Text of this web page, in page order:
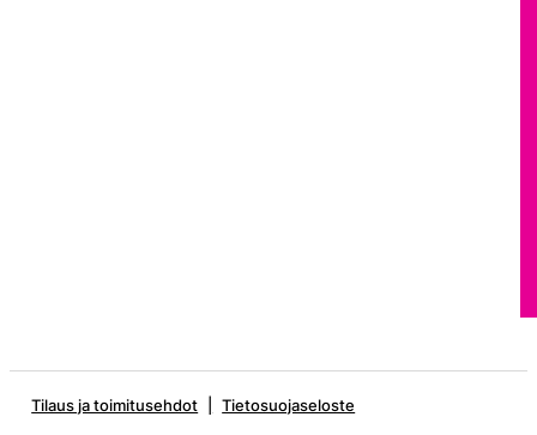
Tilaus ja toimitusehdot Tietosuojaseloste